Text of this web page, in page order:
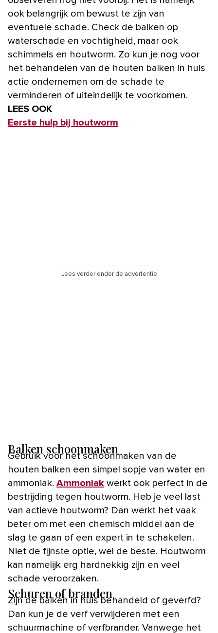
ook belangrijk om bewust te zijn van
eventuele schade. Check de balken op
waterschade en vochtigheid, maar ook
schimmels en houtworm. Zo kun je nog voor
het behandelen van de houten balken in huis
actie ondernemen om de schade te
verminderen of uiteindelijk te voorkomen.
LEES OOK
Eerste hulp bij houtworm
Lees verder onder de advertentie
Balken schoonmaken
Gebruik voor het schoonmaken van de
houten balken een simpel sopje van water en
ammoniak. Ammoniak werkt ook perfect in de
bestrijding tegen houtworm. Heb je veel last
van actieve houtworm? Dan werkt het vaak
beter om met een chemisch middel aan de
slag te gaan of een expert in te schakelen.
Niet de fijnste optie, wel de beste. Houtworm
kan namelijk erg hardnekkig zijn en veel
schade veroorzaken.
Schuren of branden
Zijn de balken in huis behandeld of geverfd?
Dan kun je de verf verwijderen met een
schuurmachine of verfbrander. Vanwege het